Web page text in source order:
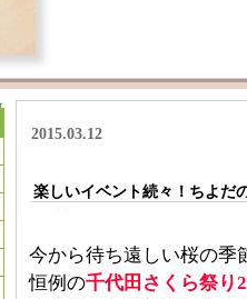
2015.03.12
楽しいイベント続々！ちよだ
今から待ち遠しい桜の季
恒例の千代田さくら祭り